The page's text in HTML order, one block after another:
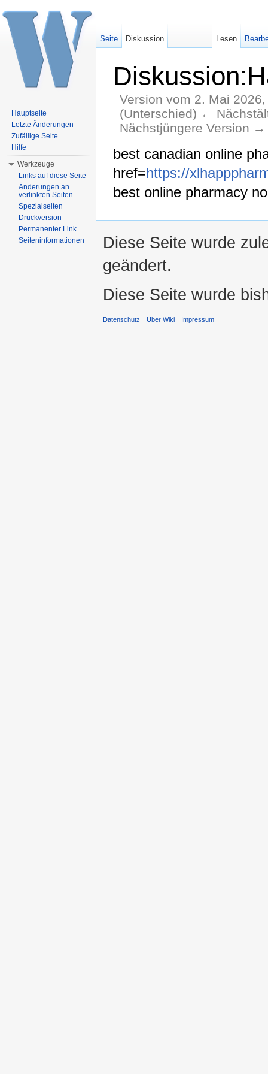
Version vom 2. Mai
(Unterschied) ←
Nächstjüngere Version
best canadian online
href=https://
best online pharmacy
Seite Diskussion Lesen
Hauptseite
Letzte Änderungen
Zufällige Seite
Hilfe
Werkzeuge
Links auf diese Seite
Änderungen an
verlinkten Seiten
Spezialseiten
Druckversion
Permanenter Link
Seiteninformationen
Diese Seite wurde
geändert.
Diese Seite wurde
Datenschutz Über Wiki Impressum